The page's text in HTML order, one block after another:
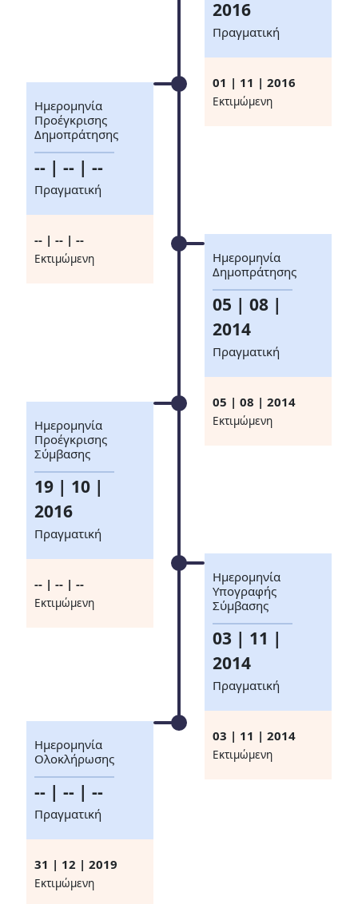
2016
Πραγματική
01 | 11 | 2016
Eκτιμώμενη
Ημερομηνία
Προέγκρισης
Δημοπράτησης
-- | -- | --
Πραγματική
-- | -- | --
Eκτιμώμενη
Ημερομηνία
Δημοπράτησης
05 | 08 |
2014
Πραγματική
05 | 08 | 2014
Eκτιμώμενη
Ημερομηνία
Προέγκρισης
Σύμβασης
19 | 10 |
2016
Πραγματική
-- | -- | --
Eκτιμώμενη
Ημερομηνία
Υπογραφής
Σύμβασης
03 | 11 |
2014
Πραγματική
03 | 11 | 2014
Eκτιμώμενη
Ημερομηνία
Ολοκλήρωσης
-- | -- | --
Πραγματική
31 | 12 | 2019
Eκτιμώμενη